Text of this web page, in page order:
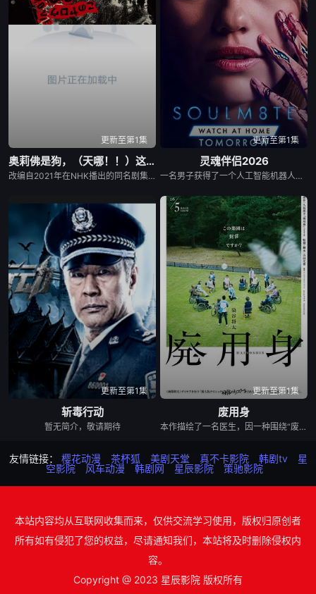
更新至第1集
奥莉佛是狗，（天哪！！）这家伙电影版
改编自2021年在NHK播出的同名剧集，只有狭间县警鉴识科警犬组的训犬员青叶一平（池松壮亮 饰）能够看到自己的警犬搭档奥莉佛（小田切让 饰）是一个沉溺于烟酒和女色的中年大叔，穿着狗狗布偶装（在其他人眼里，他是一只普通的狗）。
更新至第1集
灵魂伴侣2026
一名男子获得了一个人工智能机器人，以应对刚刚去世的妻子的去世。 为了创造一个真正有知觉的伴侣，他无意中把一个无害的爱情机器人变成了一个致命的灵魂伴侣。
更新至第1集
斩毒行动
暂无简介，敬请期待
更新至第1集
废用身
本作描绘了一名医生，因一种围绕“废用身”——因瘫痪等原因已无恢复可能的四肢——的治疗方法，而一步步踏入在追求理想的理性与疯狂之间摇摆的危险领域。在某座城镇的日间照护中心里，一种突破性的疗法在老年人之间悄然流传：对患者进行废用身切除后，不仅“身体和心情都变轻松了”，甚至“原本严厉的性格也变得温和”，出现了看似积极的副作用。听闻此事的编辑矢仓察觉到其可能为老年医疗带来革命性变革，遂向开发该疗法的院长漆原提出出书邀约。然而，关于该照护中心的内部举报被泄露至周刊杂志，加之患者家中发生的一起事件，事态骤然逆转，真相逐渐陷入黑暗。 本片改编自久坂部羊的同名原著小说。
友情链接： 樱花动漫 茶杯狐 美剧天堂 真不卡影院 韩剧tv
星
空影院
风车动漫 韩剧网 星辰影院 策驰影院
本站内容均从互联网收集而来，仅供交流学习使用，版权归原创者
所有如有侵犯了您的权益，尽请通知我们，本站将及时删除侵权内
容。
Copyright @ 2023 星辰影院 版权所有